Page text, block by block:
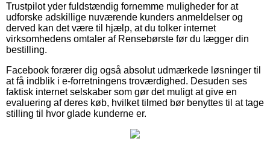
Trustpilot yder fuldstændig fornemme muligheder for at
udforske adskillige nuværende kunders anmeldelser og
derved kan det være til hjælp, at du tolker internet
virksomhedens omtaler af Rensebørste før du lægger din
bestilling.
Facebook forærer dig også absolut udmærkede løsninger til
at få indblik i e-forretningens troværdighed. Desuden ses
faktisk internet selskaber som gør det muligt at give en
evaluering af deres køb, hvilket tilmed bør benyttes til at tage
stilling til hvor glade kunderne er.